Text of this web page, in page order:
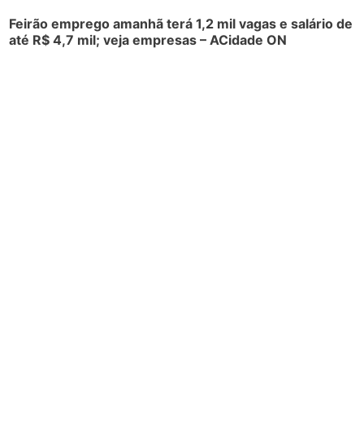
Feirão emprego amanhã terá 1,2 mil vagas e salário de
até R$ 4,7 mil; veja empresas – ACidade ON